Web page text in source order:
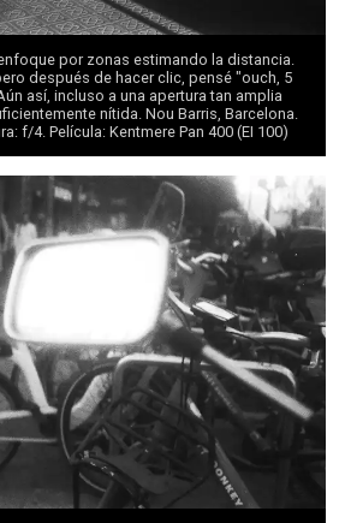
por zonas estimando la distancia.
después de hacer clic, pensé "ouch, 5
así, incluso a una apertura tan amplia
nítida. Nou Barris, Barcelona.
f/4. Película: Kentmere Pan 400 (EI 100)